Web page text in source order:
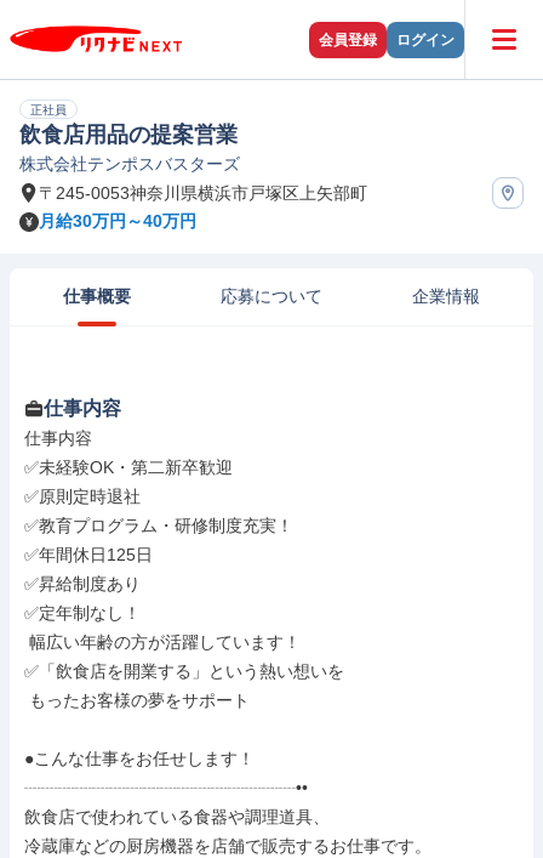
会員登録 ログイン
正社員
飲食店用品の提案営業
株式会社テンポスバスターズ
〒245-0053神奈川県横浜市戸塚区上矢部町
月給30万円～40万円
仕事概要 応募について 企業情報
仕事内容
仕事内容
✅未経験OK・第二新卒歓迎
✅原則定時退社
✅教育プログラム・研修制度充実！
✅年間休日125日
✅昇給制度あり
✅定年制なし！
✅「飲食店を開業する」という熱い想いを
●こんな仕事をお任せします！
┈┈┈┈┈┈┈┈┈┈┈┈┈┈┈┈••
飲食店で使われている食器や調理道具、
冷蔵庫などの厨房機器を店舗で販売するお仕事です。